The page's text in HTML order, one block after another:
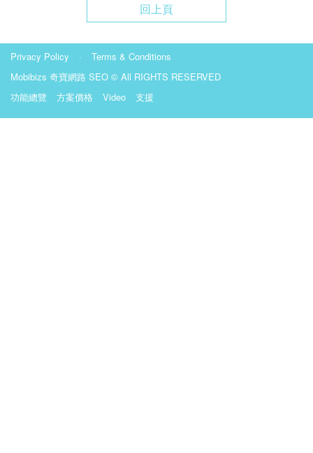
回上頁
Privacy Policy ·
Terms & Conditions
Mobibizs 奇寶網路 SEO © All RIGHTS RESERVED
功能總覽
方案價格 Video 支援